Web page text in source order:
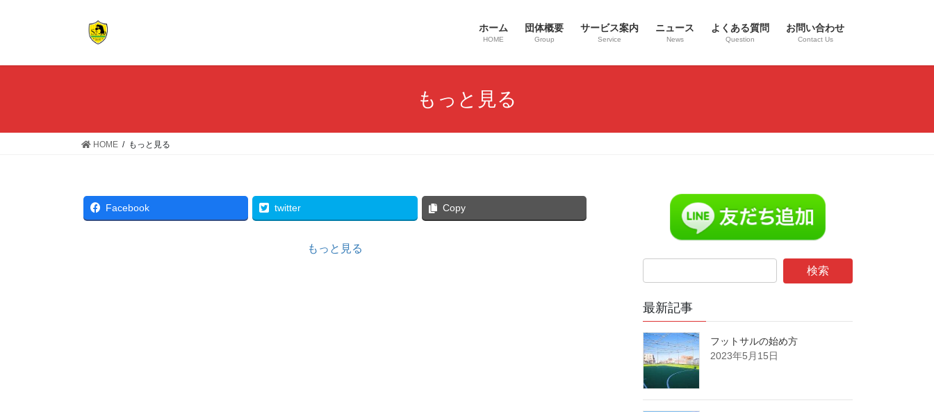
ホーム
HOME
団体概要
Group
サービス案内
Service
ニュース
News
よくある質問
Question
お問い合わせ
Contact Us
もっと見る
HOME もっと見る
Facebook twitter Copy
もっと見る
最新記事
フットサルの始め方
2023年5月15日